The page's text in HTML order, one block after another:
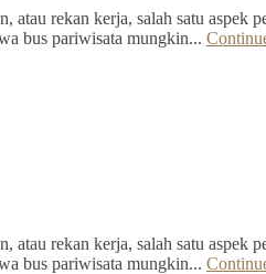
atau rekan kerja, salah satu
bus pariwisata mungkin...
atau rekan kerja, salah satu
bus pariwisata mungkin...